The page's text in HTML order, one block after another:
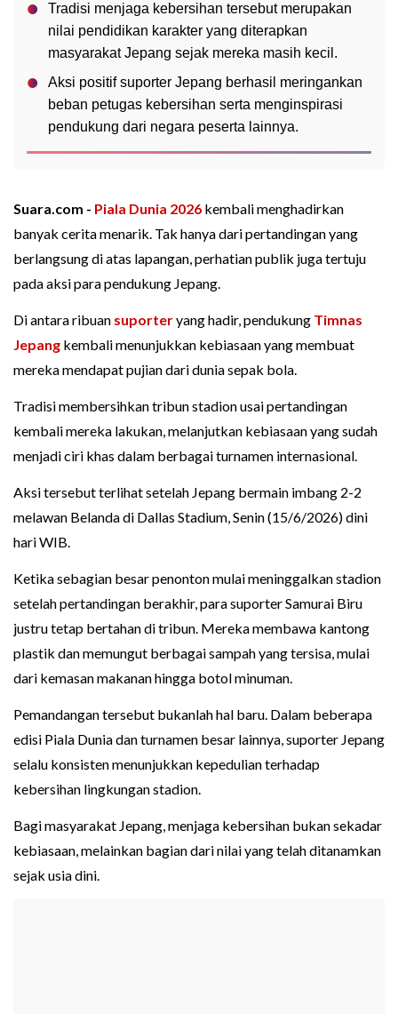
Tradisi menjaga kebersihan tersebut merupakan
nilai pendidikan karakter yang diterapkan
masyarakat Jepang sejak mereka masih kecil.
Aksi positif suporter Jepang berhasil meringankan
beban petugas kebersihan serta menginspirasi
pendukung dari negara peserta lainnya.
Suara.com - Piala Dunia 2026 kembali menghadirkan
banyak cerita menarik. Tak hanya dari pertandingan yang
berlangsung di atas lapangan, perhatian publik juga tertuju
pada aksi para pendukung Jepang.
Di antara ribuan suporteryang hadir, pendukung Timnas
Jepang kembali menunjukkan kebiasaan yang membuat
mereka mendapat pujian dari dunia sepak bola.
Tradisi membersihkan tribun stadion usai pertandingan
kembali mereka lakukan, melanjutkan kebiasaan yang sudah
menjadi ciri khas dalam berbagai turnamen internasional.
Aksi tersebut terlihat setelah Jepang bermain imbang 2-2
melawan Belanda di Dallas Stadium, Senin (15/6/2026) dini
hari WIB.
Ketika sebagian besar penonton mulai meninggalkan stadion
setelah pertandingan berakhir, para suporter Samurai Biru
justru tetap bertahan di tribun. Mereka membawa kantong
plastik dan memungut berbagai sampah yang tersisa, mulai
dari kemasan makanan hingga botol minuman.
Pemandangan tersebut bukanlah hal baru. Dalam beberapa
edisi Piala Dunia dan turnamen besar lainnya, suporter Jepang
selalu konsisten menunjukkan kepedulian terhadap
kebersihan lingkungan stadion.
Bagi masyarakat Jepang, menjaga kebersihan bukan sekadar
kebiasaan, melainkan bagian dari nilai yang telah ditanamkan
sejak usia dini.